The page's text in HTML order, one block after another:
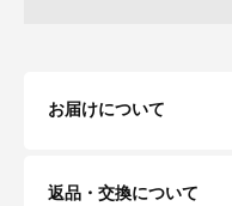
お届けについて
返品・交換について